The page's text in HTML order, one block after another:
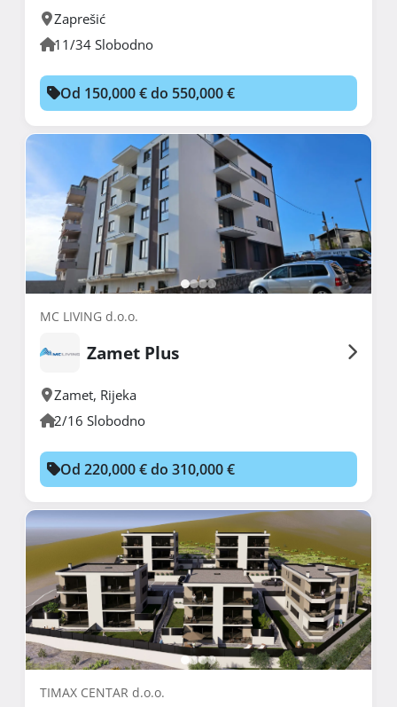
Zaprešić
11/34 Slobodno
Od 150,000 € do 550,000 €
MC LIVING d.o.o.
Zamet Plus
Zamet, Rijeka
2/16 Slobodno
Od 220,000 € do 310,000 €
TIMAX CENTAR d.o.o.